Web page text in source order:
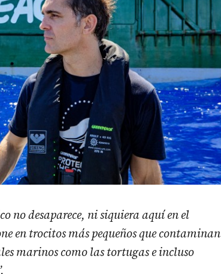
no desaparece, ni siquiera aquí en el
en trocitos más pequeños que contaminan
marinos como las tortugas e incluso